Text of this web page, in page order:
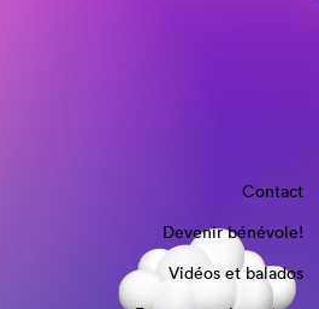
Contact
Devenir bénévole!
Vidéos et balados